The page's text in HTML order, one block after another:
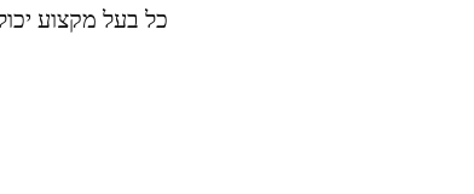
כל בעל מקצוע